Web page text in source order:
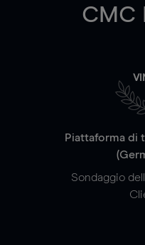
CMC
Piattaforma di
Sondaggio